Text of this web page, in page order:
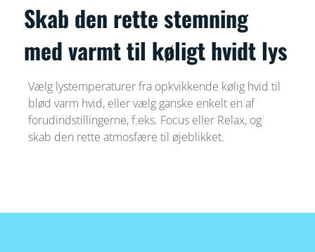
Skab den rette stemning
med varmt til køligt hvidt lys
Vælg lystemperaturer fra opkvikkende kølig hvid til
blød varm hvid, eller vælg ganske enkelt en af
forudindstillingerne, f.eks. Focus eller Relax, og
skab den rette atmosfære til øjeblikket.